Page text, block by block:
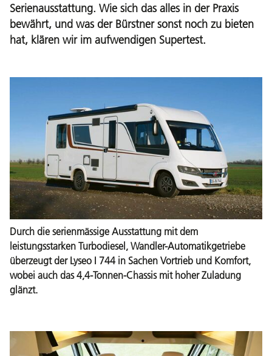
Serienausstattung. Wie sich das alles in der Praxis
bewährt, und was der Bürstner sonst noch zu bieten
hat, klären wir im aufwendigen Supertest.
Durch die serienmässige Ausstattung mit dem
leistungsstarken Turbodiesel, Wandler-Automatikgetriebe
überzeugt der Lyseo I 744 in Sachen Vortrieb und Komfort,
wobei auch das 4,4-Tonnen-Chassis mit hoher Zuladung
glänzt.